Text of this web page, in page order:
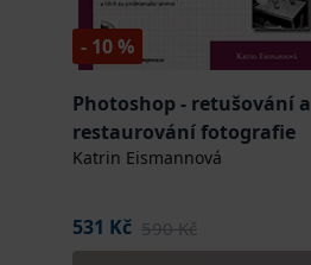
- 10 %
Photoshop - retušování a
restaurování fotografie
Katrin Eismannová
531 Kč 590 Kč